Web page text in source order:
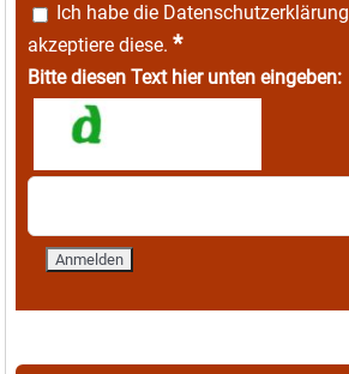
Ich habe die Datenschutzerklärung
akzeptiere diese. *
Bitte diesen Text hier unten eingeben: